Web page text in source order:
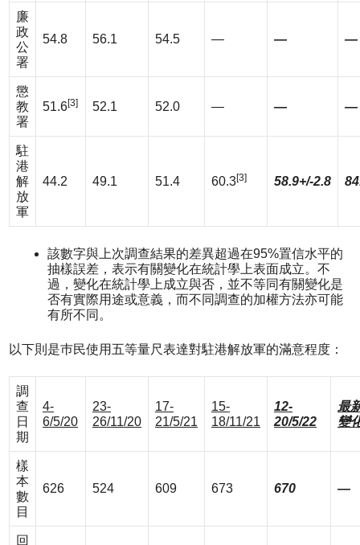
廉
政
公
署
54.8 56.1 54.5 — — —
懲
教
署
51.6[3] 52.1 52.0 — — —
駐
港
解
放
軍
44.2 49.1 51.4 60.3[3] 58.9+/-2.8
該數字與上次調查結果的差異超過在95%置信水平的
抽樣誤差，表示有關變化在統計學上表面成立。不
過，變化在統計學上成立與否，並不等同有關變化是
否有實際用途或意義，而不同調查的加權方法亦可能
有所不同。
以下則是巿民使用五等量尺表達對駐港解放軍的滿意程度：
調
查
日
期
4-
6/5/20
23-
26/11/20
17-
21/5/21
15-
18/11/21
12-
20/5/22
最
變
樣
本
數
目
626 524 609 673 670 —
回